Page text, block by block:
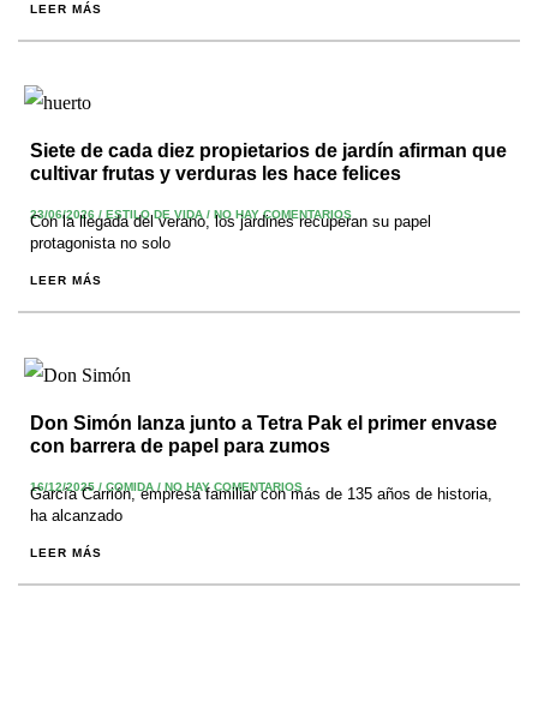
LEER MÁS
Siete de cada diez propietarios de jardín afirman que
cultivar frutas y verduras les hace felices
23/06/2026 / ESTILO DE VIDA / NO HAY COMENTARIOS
Con la llegada del verano, los jardines recuperan su papel
protagonista no solo
LEER MÁS
Don Simón lanza junto a Tetra Pak el primer envase
con barrera de papel para zumos
16/12/2025 / COMIDA / NO HAY COMENTARIOS
García Carrión, empresa familiar con más de 135 años de historia,
ha alcanzado
LEER MÁS